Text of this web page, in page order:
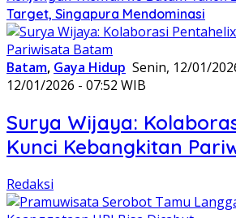
Target, Singapura Mendominasi
Batam, Gaya Hidup Senin, 12/01/
12/01/2026 - 07:52 WIB
Surya Wijaya:
Kunci Kebangkitan
Redaksi